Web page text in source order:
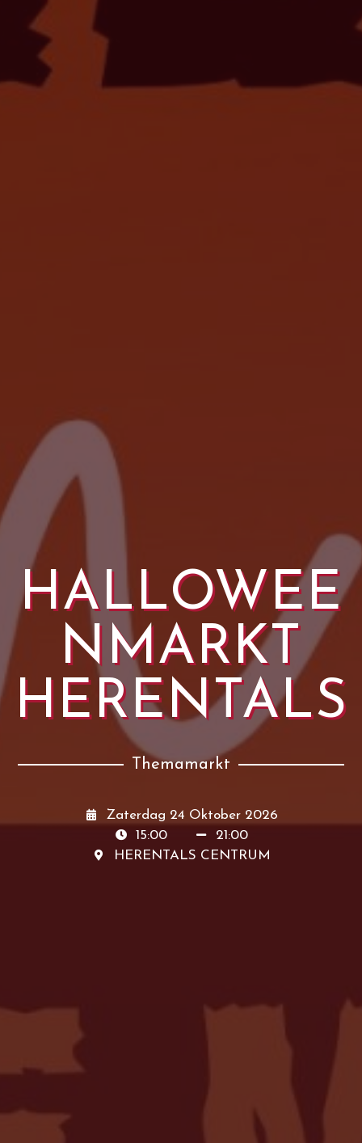
HALLOWEE
NMARKT
HERENTALS
Themamarkt
Zaterdag 24 Oktober 2026
15:00
21:00
HERENTALS CENTRUM